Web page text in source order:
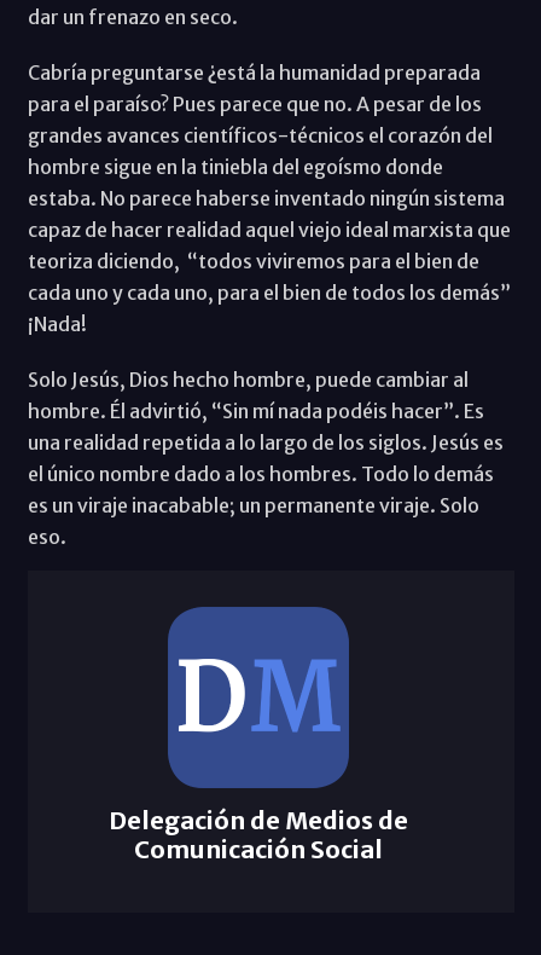
dar un frenazo en seco.
Cabría preguntarse ¿está la humanidad preparada
para el paraíso? Pues parece que no. A pesar de los
grandes avances científicos-técnicos el corazón del
hombre sigue en la tiniebla del egoísmo donde
estaba. No parece haberse inventado ningún sistema
capaz de hacer realidad aquel viejo ideal marxista que
teoriza diciendo, “todos viviremos para el bien de
cada uno y cada uno, para el bien de todos los demás”
¡Nada!
Solo Jesús, Dios hecho hombre, puede cambiar al
hombre. Él advirtió, “Sin mí nada podéis hacer”. Es
una realidad repetida a lo largo de los siglos. Jesús es
el único nombre dado a los hombres. Todo lo demás
es un viraje inacabable; un permanente viraje. Solo
eso.
Delegación de Medios de
Comunicación Social